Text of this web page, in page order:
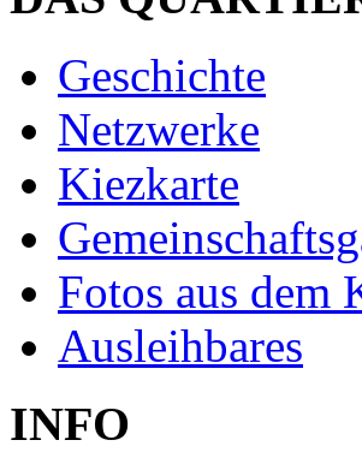
Geschichte
Netzwerke
Kiezkarte
Fotos aus dem
Ausleihbares
INFO